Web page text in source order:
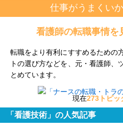
仕事がうまくい
看護師の転職事情を
転職をより有利にすすめるための
トの選び方などを、元・看護師、
とめています。
現在273トピッ
「看護技術」の人気記事